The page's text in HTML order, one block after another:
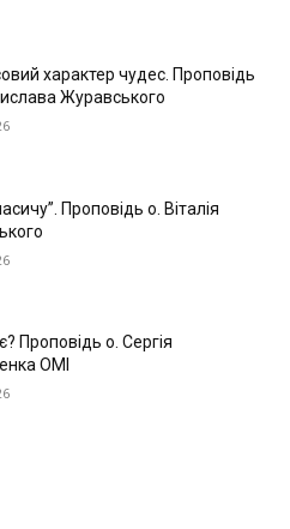
характер чудес. Проповідь
Журавського
Проповідь о. Віталія
Проповідь о. Сергія
ОМІ